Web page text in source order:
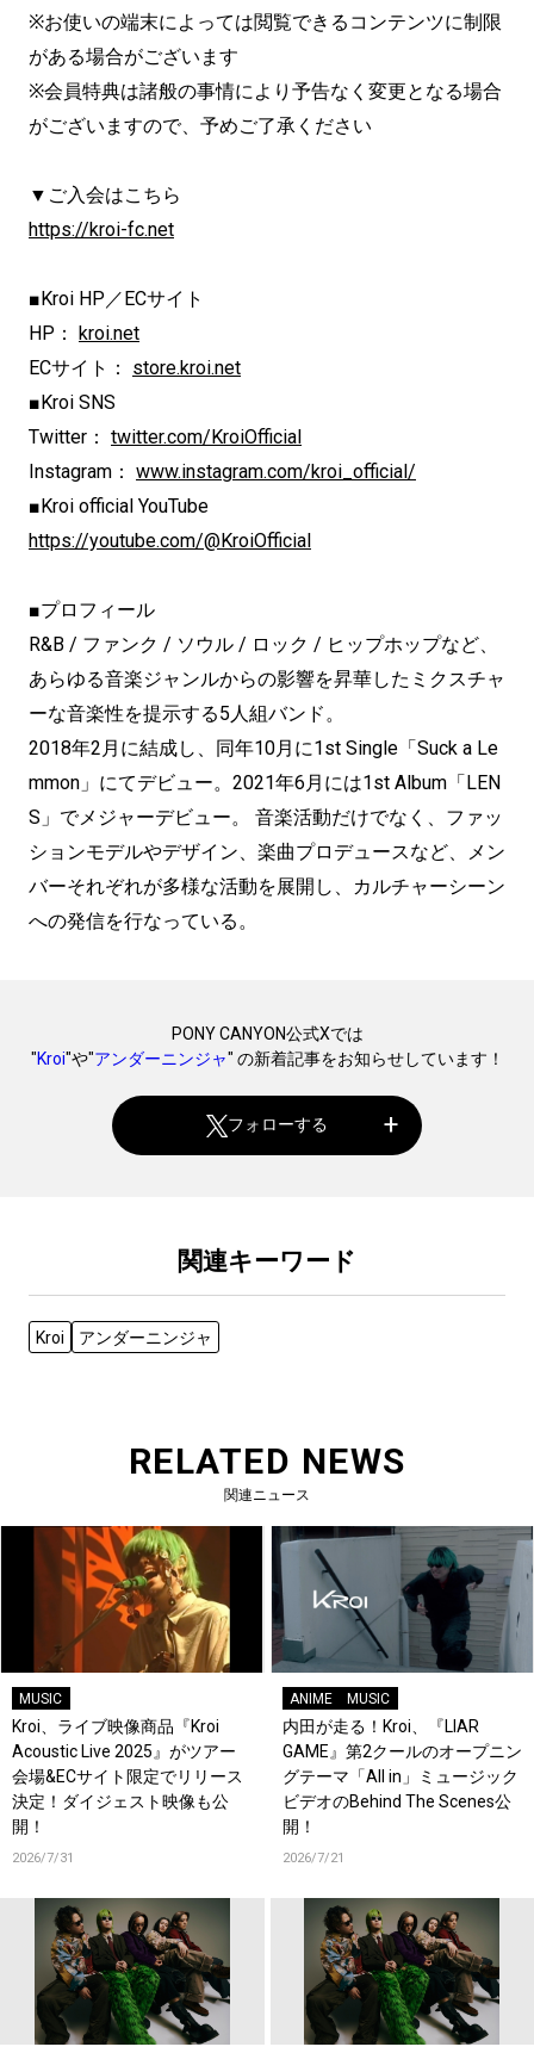
※お使いの端末によっては閲覧できるコンテンツに制限
がある場合がございます
※会員特典は諸般の事情により予告なく変更となる場合
がございますので、予めご了承ください
▼ご入会はこちら
https://kroi-fc.net
■Kroi HP／ECサイト
HP： kroi.net
ECサイト： store.kroi.net
■Kroi SNS
Twitter： twitter.com/KroiOfficial
Instagram： www.instagram.com/kroi_official/
■Kroi official YouTube
https://youtube.com/@KroiOfficial
■プロフィール
R&B / ファンク / ソウル / ロック / ヒップホップなど、
あらゆる音楽ジャンルからの影響を昇華したミクスチャ
ーな音楽性を提示する5人組バンド。
2018年2月に結成し、同年10月に1st Single「Suck a Le
mmon」にてデビュー。2021年6月には1st Album「LEN
S」でメジャーデビュー。 音楽活動だけでなく、ファッ
ションモデルやデザイン、楽曲プロデュースなど、メン
バーそれぞれが多様な活動を展開し、カルチャーシーン
への発信を行なっている。
PONY CANYON公式Xでは
"Kroi"や"アンダーニンジャ" の新着記事をお知らせしています！
フォローする
関連キーワード
Kroi アンダーニンジャ
RELATED NEWS
関連ニュース
MUSIC
Kroi、ライブ映像商品『Kroi
Acoustic Live 2025』がツアー
会場&ECサイト限定でリリース
決定！ダイジェスト映像も公
開！
2026/7/31
ANIME MUSIC
内田が走る！Kroi、『LIAR
GAME』第2クールのオープニン
グテーマ「All in」ミュージック
ビデオのBehind The Scenes公
開！
2026/7/21